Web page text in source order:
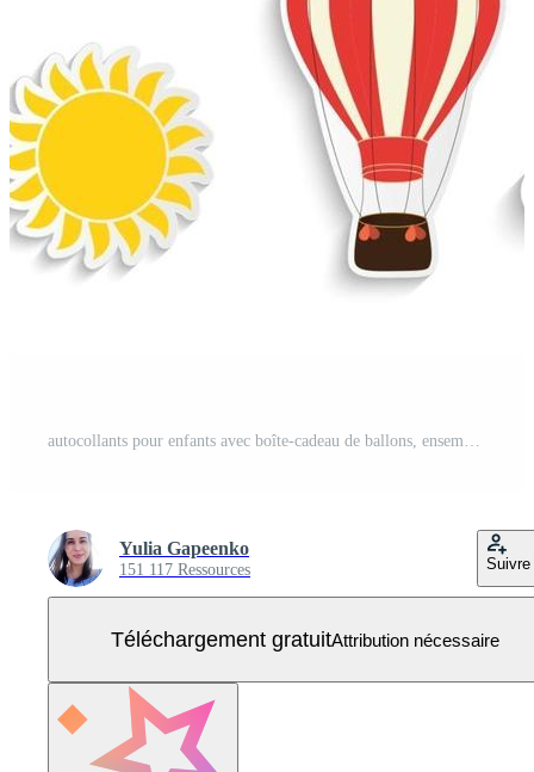
autocollants pour enfants avec boîte-cadeau de ballons, ensemble de collection hibou, étoile, nuage et cerf-volant Vecteur Gratuit
Yulia Gapeenko
151 117 Ressources Suivre
Téléchargement gratuitAttribution nécessaire